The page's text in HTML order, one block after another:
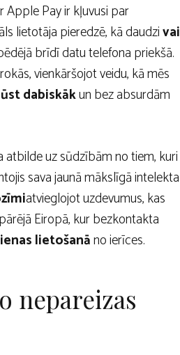
Apple Pay ir kļuvusi par
lietotāja pieredzē, kā daudzivai
brīdī datu telefona priekšā.
vienkāršojot veidu, kā mēs
dabiskākun bez absurdām
atbilde uz sūdzībām no tiem, kuri
sava jaunā mākslīgā intelekta
atvieglojot uzdevumus, kas
Eiropā, kur bezkontakta
lietošanāno ierīces.
nepareizas